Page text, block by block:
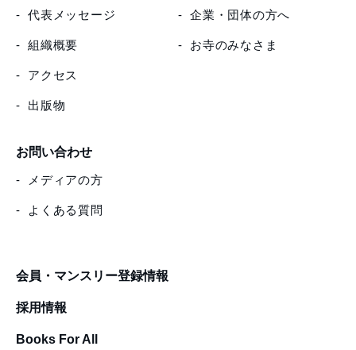
代表メッセージ
組織概要
アクセス
出版物
企業・団体の方へ
お寺のみなさま
お問い合わせ
メディアの方
よくある質問
会員・マンスリー登録情報
採用情報
Books For All